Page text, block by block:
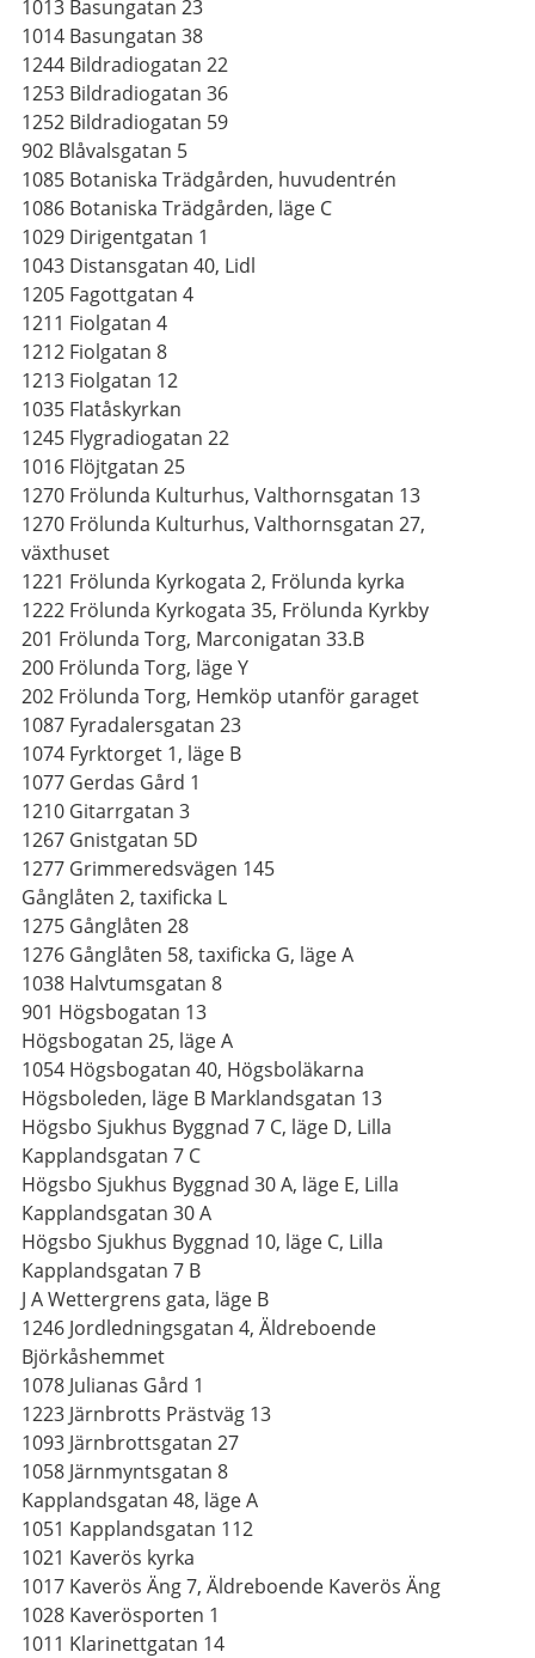
1013 Basungatan 23
1014 Basungatan 38
1244 Bildradiogatan 22
1253 Bildradiogatan 36
1252 Bildradiogatan 59
902 Blåvalsgatan 5
1085 Botaniska Trädgården, huvudentrén
1086 Botaniska Trädgården, läge C
1029 Dirigentgatan 1
1043 Distansgatan 40, Lidl
1205 Fagottgatan 4
1211 Fiolgatan 4
1212 Fiolgatan 8
1213 Fiolgatan 12
1035 Flatåskyrkan
1245 Flygradiogatan 22
1016 Flöjtgatan 25
1270 Frölunda Kulturhus, Valthornsgatan 13
1270 Frölunda Kulturhus, Valthornsgatan 27,
växthuset
1221 Frölunda Kyrkogata 2, Frölunda kyrka
1222 Frölunda Kyrkogata 35, Frölunda Kyrkby
201 Frölunda Torg, Marconigatan 33.B
200 Frölunda Torg, läge Y
202 Frölunda Torg, Hemköp utanför garaget
1087 Fyradalersgatan 23
1074 Fyrktorget 1, läge B
1077 Gerdas Gård 1
1210 Gitarrgatan 3
1267 Gnistgatan 5D
1277 Grimmeredsvägen 145
Gånglåten 2, taxificka L
1275 Gånglåten 28
1276 Gånglåten 58, taxificka G, läge A
1038 Halvtumsgatan 8
901 Högsbogatan 13
Högsbogatan 25, läge A
1054 Högsbogatan 40, Högsboläkarna
Högsboleden, läge B Marklandsgatan 13
Högsbo Sjukhus Byggnad 7 C, läge D, Lilla
Kapplandsgatan 7 C
Högsbo Sjukhus Byggnad 30 A, läge E, Lilla
Kapplandsgatan 30 A
Högsbo Sjukhus Byggnad 10, läge C, Lilla
Kapplandsgatan 7 B
J A Wettergrens gata, läge B
1246 Jordledningsgatan 4, Äldreboende
Björkåshemmet
1078 Julianas Gård 1
1223 Järnbrotts Prästväg 13
1093 Järnbrottsgatan 27
1058 Järnmyntsgatan 8
Kapplandsgatan 48, läge A
1051 Kapplandsgatan 112
1021 Kaverös kyrka
1017 Kaverös Äng 7, Äldreboende Kaverös Äng
1028 Kaverösporten 1
1011 Klarinettgatan 14